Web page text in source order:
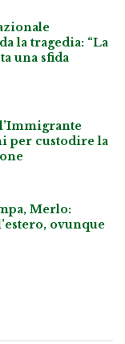
la tragedia: “La
una sfida
per custodire la
Merlo:
ovunque